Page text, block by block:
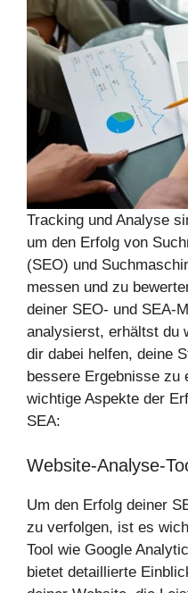
Tracking und Analyse
um den Erfolg von
(SEO) und
messen und zu
deiner SEO- und SEA-
analysierst, erhältst du
dir dabei helfen, deine
bessere Ergebnisse zu
wichtige Aspekte der
SEA:
Website-Analyse-
Um den Erfolg deiner
zu verfolgen, ist es
Tool wie Google
bietet detaillierte